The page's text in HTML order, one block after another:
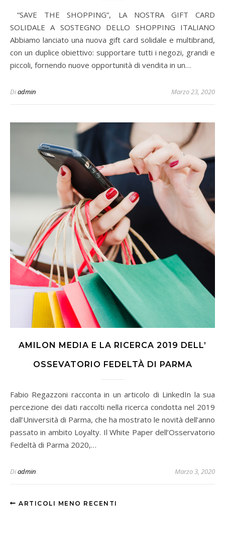
SOLIDALE A SOSTEGNO DELLO SHOPPING ITALIANO
Abbiamo lanciato una nuova gift card solidale e multibrand,
con un duplice obiettivo: supportare tutti i negozi, grandi e
piccoli, fornendo nuove opportunità di vendita in un…
Diadmin Marzo 23, 2020
AMILON MEDIA E LA RICERCA 2019 DELL’
OSSEVATORIO FEDELTÀ DI PARMA
Fabio Regazzoni racconta in un articolo di LinkedIn la sua
percezione dei dati raccolti nella ricerca condotta nel 2019
dall’Università di Parma, che ha mostrato le novità dell’anno
passato in ambito Loyalty. Il White Paper dell’Osservatorio
Fedeltà di Parma 2020,…
Diadmin Marzo 3, 2020
ARTICOLI MENO RECENTI